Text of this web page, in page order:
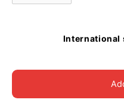
International